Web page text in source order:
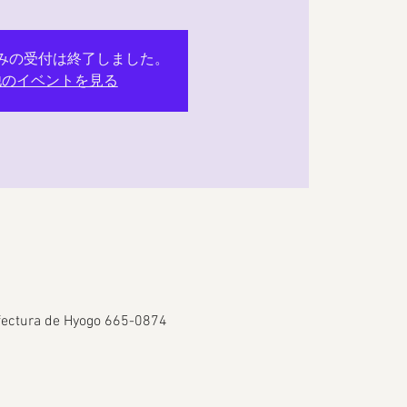
の受付は終了しました。
イベントを見る
de Hyogo 665-0874